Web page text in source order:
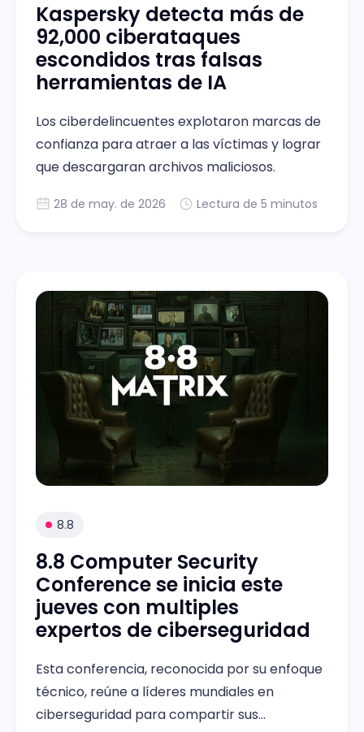
Kaspersky detecta más de
92,000 ciberataques
escondidos tras falsas
herramientas de IA
Los ciberdelincuentes explotaron marcas de
confianza para atraer a las víctimas y lograr
que descargaran archivos maliciosos.
28 de may. de 2026 Lectura de 5 minutos
8.8
8.8 Computer Security
Conference se inicia este
jueves con multiples
expertos de ciberseguridad
Esta conferencia, reconocida por su enfoque
técnico, reúne a líderes mundiales en
ciberseguridad para compartir sus